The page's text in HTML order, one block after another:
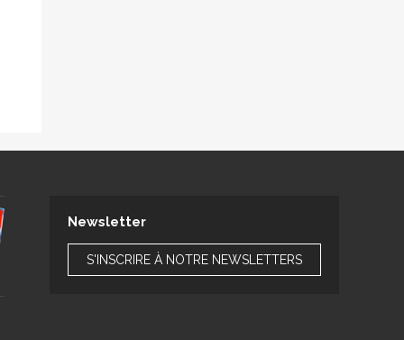
Newsletter
S'INSCRIRE À NOTRE NEWSLETTERS